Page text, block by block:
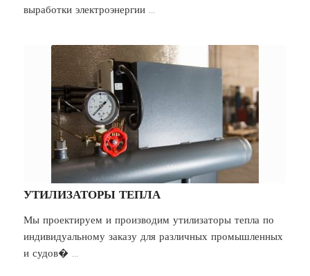
выработки электроэнергии ...
УТИЛИЗАТОРЫ ТЕПЛА
Мы проектируем и производим утилизаторы тепла по
индивидуальному заказу для различных промышленных
и судов� ...